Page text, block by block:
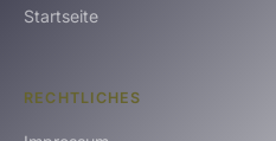
Startseite
RECHTLICHES